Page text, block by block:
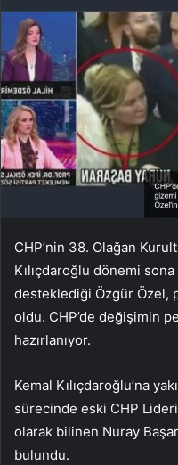
CHP’nin 38. Olağan
Kılıçdaroğlu dönemi
desteklediği Özgür Özel,
oldu. CHP’de değişimin
hazırlanıyor.
Kemal Kılıçdaroğlu’na
sürecinde eski CHP
olarak bilinen Nuray
bulundu.